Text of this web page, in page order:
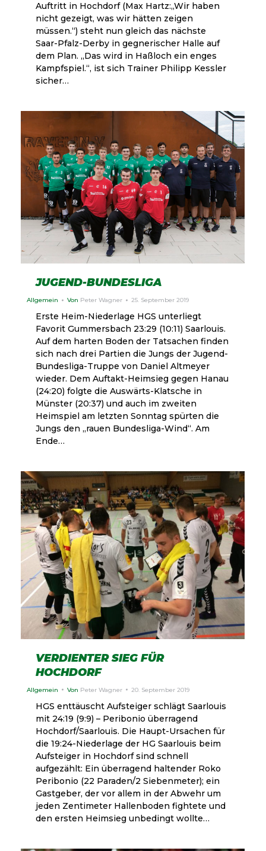
Auftritt in Hochdorf (Max Hartz:„Wir haben
nicht gezeigt, was wir hätten zeigen
müssen.“) steht nun gleich das nächste
Saar-Pfalz-Derby in gegnerischer Halle auf
dem Plan. „Das wird in Haßloch ein enges
Kampfspiel.“, ist sich Trainer Philipp Kessler
sicher…
JUGEND-BUNDESLIGA
Allgemein Von Peter Wagner 25. September 2019
Erste Heim-Niederlage HGS unterliegt
Favorit Gummersbach 23:29 (10:11) Saarlouis.
Auf dem harten Boden der Tatsachen finden
sich nach drei Partien die Jungs der Jugend-
Bundesliga-Truppe von Daniel Altmeyer
wieder. Dem Auftakt-Heimsieg gegen Hanau
(24:20) folgte die Auswärts-Klatsche in
Münster (20:37) und auch im zweiten
Heimspiel am letzten Sonntag spürten die
Jungs den „rauen Bundesliga-Wind“. Am
Ende…
VERDIENTER SIEG FÜR
HOCHDORF
Allgemein Von Peter Wagner 20. September 2019
HGS enttäuscht Aufsteiger schlägt Saarlouis
mit 24:19 (9:9) – Peribonio überragend
Hochdorf/Saarlouis. Die Haupt-Ursachen für
die 19:24-Niederlage der HG Saarlouis beim
Aufsteiger in Hochdorf sind schnell
aufgezählt: Ein überragend haltender Roko
Peribonio (22 Paraden/2 Siebenmeter); ein
Gastgeber, der vor allem in der Abwehr um
jeden Zentimeter Hallenboden fightete und
den ersten Heimsieg unbedingt wollte…